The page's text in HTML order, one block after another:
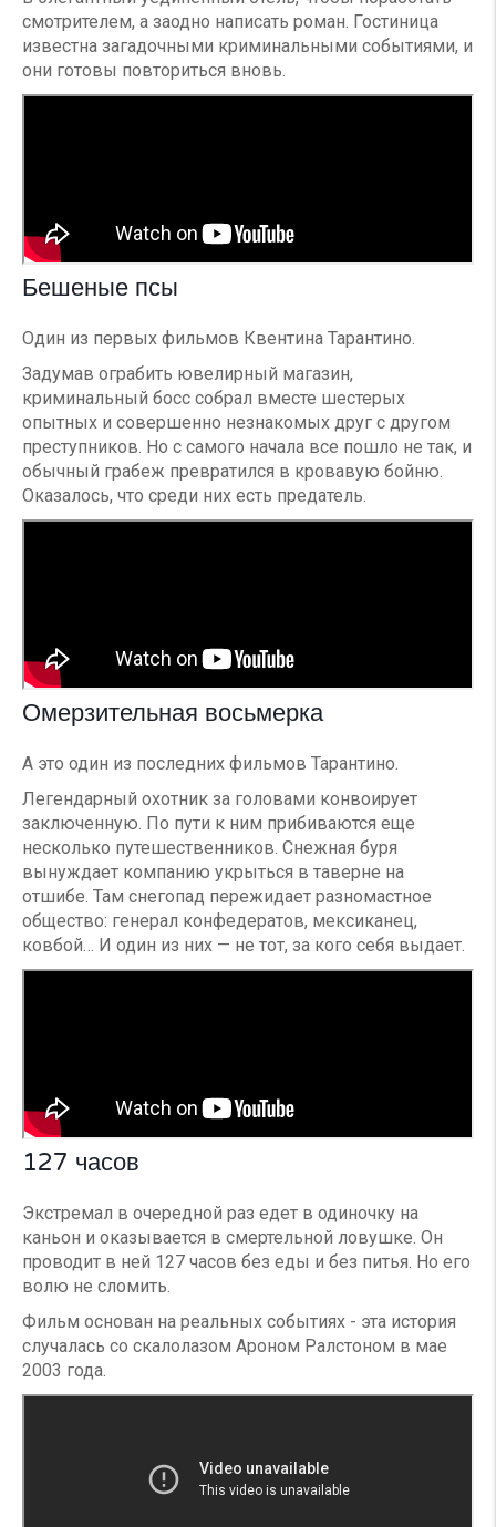
смотрителем, а заодно написать роман. Гостиница
известна загадочными криминальными событиями, и
они готовы повториться вновь.
Бешеные псы
Один из первых фильмов Квентина Тарантино.
Задумав ограбить ювелирный магазин,
криминальный босс собрал вместе шестерых
опытных и совершенно незнакомых друг с другом
преступников. Но с самого начала все пошло не так, и
обычный грабеж превратился в кровавую бойню.
Оказалось, что среди них есть предатель.
Омерзительная восьмерка
А это один из последних фильмов Тарантино.
Легендарный охотник за головами конвоирует
заключенную. По пути к ним прибиваются еще
несколько путешественников. Снежная буря
вынуждает компанию укрыться в таверне на
отшибе. Там снегопад пережидает разномастное
общество: генерал конфедератов, мексиканец,
ковбой… И один из них — не тот, за кого себя выдает.
127 часов
Экстремал в очередной раз едет в одиночку на
каньон и оказывается в смертельной ловушке. Он
проводит в ней 127 часов без еды и без питья. Но его
волю не сломить.
Фильм основан на реальных событиях - эта история
случалась со скалолазом Ароном Ралстоном в мае
2003 года.